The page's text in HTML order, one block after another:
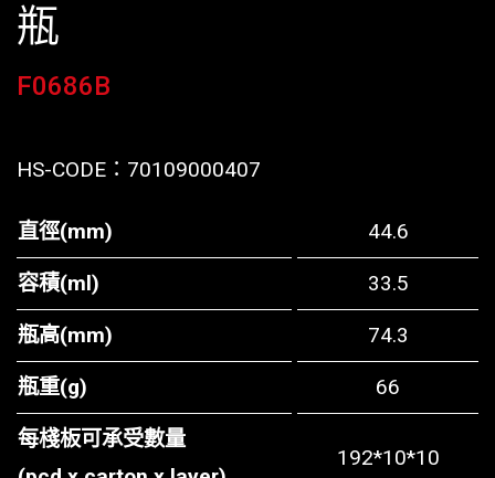
瓶
F0686B
HS-CODE： 70109000407
直徑(mm) 44.6
容積(ml) 33.5
瓶高(mm) 74.3
瓶重(g) 66
每棧板可承受數量
192*10*10